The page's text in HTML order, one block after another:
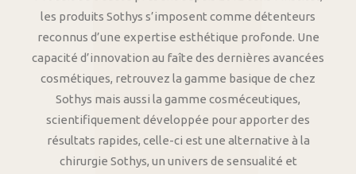
les produits Sothys s’imposent comme détenteurs
reconnus d’une expertise esthétique profonde. Une
capacité d’innovation au faîte des dernières avancées
cosmétiques, retrouvez la gamme basique de chez
Sothys mais aussi la gamme cosméceutiques,
scientifiquement développée pour apporter des
résultats rapides, celle-ci est une alternative à la
chirurgie Sothys, un univers de sensualité et